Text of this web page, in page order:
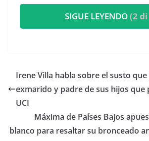
SIGUE LEYENDO(2 di
​Irene Villa habla sobre el susto
exmarido y padre de sus hijos que
UCI
​Máxima de Países Bajos
blanco para resaltar su bronceado